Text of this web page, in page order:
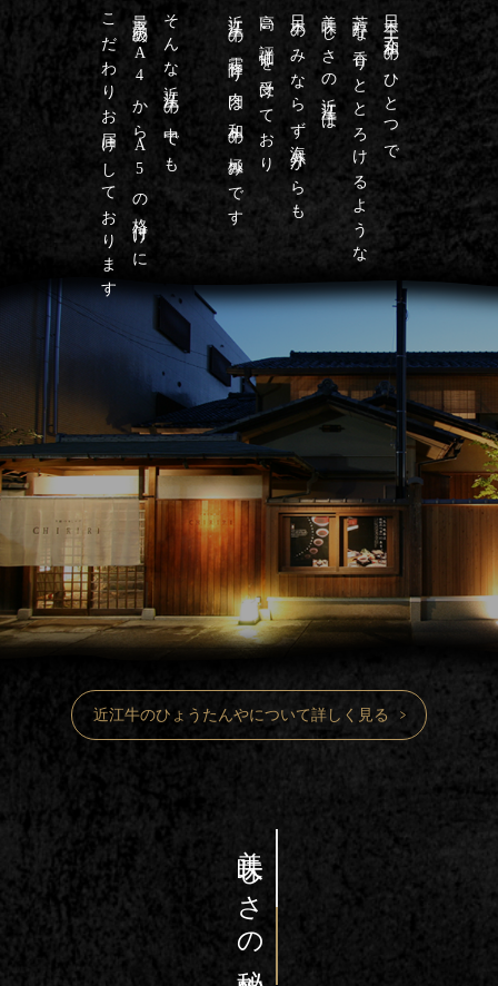
日本三大和牛のひとつで
芳醇な香りととろけるような
美味しさの近江牛は
日本のみならず海外からも
高い評価を受けており
近江牛の霜降り肉は和牛の極みです
そんな近江牛の中でも
最高級のA4からA5の格付けに
こだわりお届けしております
近江牛のひょうたんやについて詳しく見る
美味しさの秘密